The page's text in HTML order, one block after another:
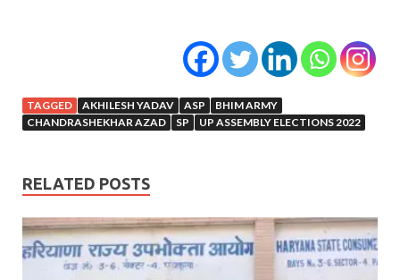
TAGGED AKHILESH YADAV ASP
BHIM ARMY
CHANDRASHEKHAR AZAD
SP UP ASSEMBLY ELECTIONS 2022
RELATED POSTS